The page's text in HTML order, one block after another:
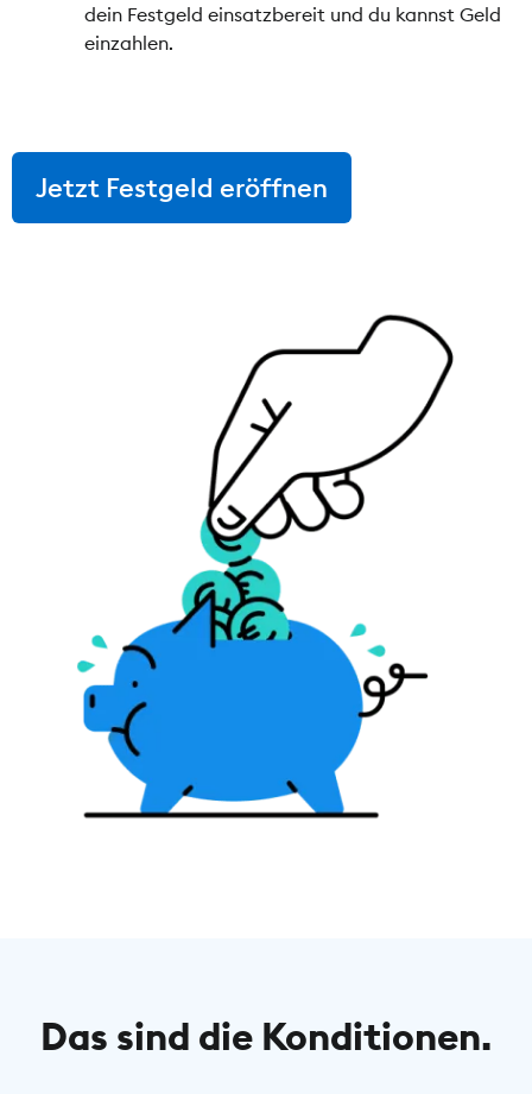
dein Festgeld einsatzbereit und du kannst Geld
einzahlen.
Jetzt Festgeld eröffnen
Das sind die Konditionen.